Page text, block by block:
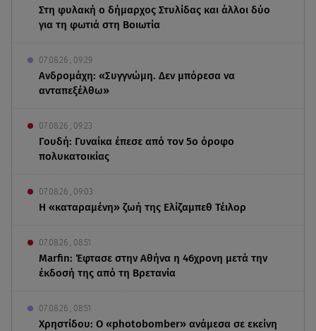
Στη φυλακή ο δήμαρχος Στυλίδας και άλλοι δύο
για τη φωτιά στη Βοιωτία
07.08.26 , 09:29
Ανδρομάχη: «Συγγνώμη. Δεν μπόρεσα να
ανταπεξέλθω»
07.08.26 , 09:23
Γουδή: Γυναίκα έπεσε από τον 5ο όροφο
πολυκατοικίας
07.08.26 , 09:03
Η «καταραμένη»​​​​​​​ ζωή της Ελίζαμπεθ Τέιλορ
07.08.26 , 08:51
Marfin: Έφτασε στην Αθήνα η 46χρονη μετά την
έκδοσή της από τη Βρετανία
07.08.26 , 08:51
Χρηστίδου: Ο «photobomber» ανάμεσα σε εκείνη